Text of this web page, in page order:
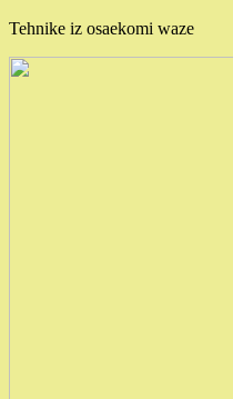
Tehnike iz osaekomi waze